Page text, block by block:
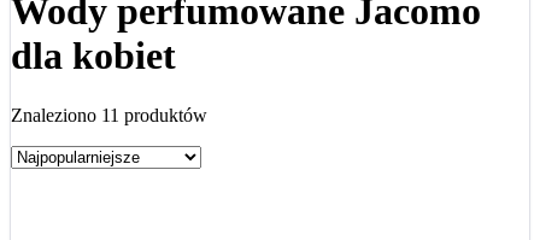
Wody perfumowane Jacomo
dla kobiet
Znaleziono 11 produktów